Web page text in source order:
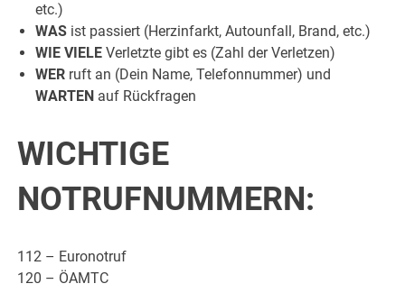
etc.)
WAS ist passiert (Herzinfarkt, Autounfall, Brand, etc.)
WIE VIELE Verletzte gibt es (Zahl der Verletzen)
WER ruft an (Dein Name, Telefonnummer) und
WARTEN auf Rückfragen
WICHTIGE
NOTRUFNUMMERN:
112 – Euronotruf
120 – ÖAMTC